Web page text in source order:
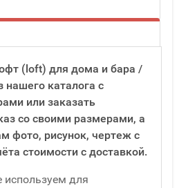
(loft) для дома и бара /
нашего каталога с
или заказать
со своими размерами, а
фото, рисунок, чертеж с
стоимости с доставкой.
для